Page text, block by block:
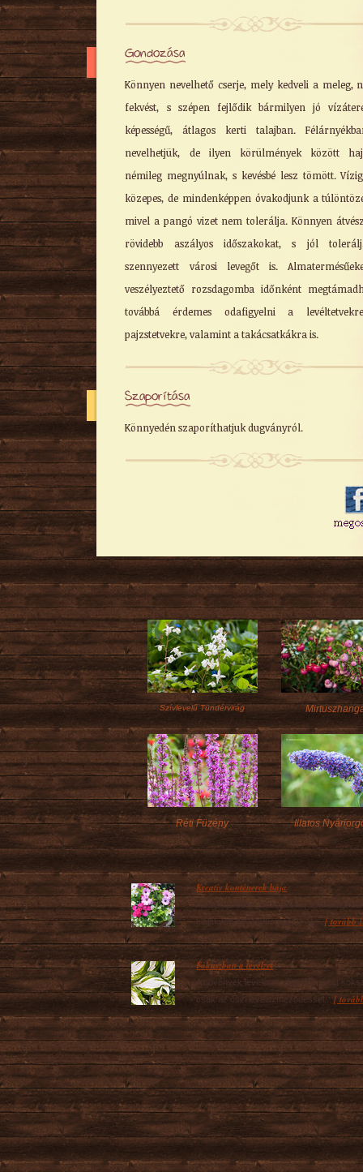
Gondozása
Könnyen nevelhető cserje, mely kedveli a meleg,
fekvést, s szépen fejlődik bármilyen jó
képességű, átlagos kerti talajban.
nevelhetjük, de ilyen körülmények között
némileg megnyúlnak, s kevésbé lesz tömött.
közepes, de mindenképpen óvakodjunk a
mivel a pangó vizet nem tolerálja. Könnyen
rövidebb aszályos időszakokat, s jól
szennyezett városi levegőt is.
veszélyeztető rozsdagomba időnként
továbbá érdemes odafigyelni a
pajzstetvekre, valamint a takácsatkákra is.
Szaporítása
Könnyedén szaporíthatjuk dugványról.
Szívlevelű Tündérvirág
Réti Füzény Illatos
Kreatív konténerek bája
A cserepekben, dézsákban,
kialakított növénykompozíciók...[ tovább ]
Fókuszban a levélzet
A növények levelének díszítőértékét
csak az őszi levélszíneződéssel...[